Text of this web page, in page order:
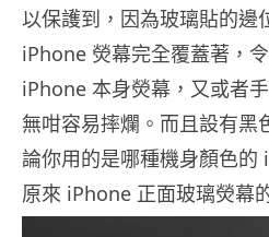
以保護到，因為玻璃貼的邊
iPhone 熒幕完全覆蓋著，
iPhone 本身熒幕，又或者
無咁容易摔爛。而且設有黑
論你用的是哪種機身顏色的
原來 iPhone 正面玻璃熒幕